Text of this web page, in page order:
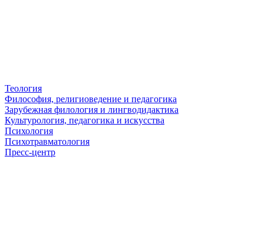
Теология
Философия, религиоведение и педагогика
Зарубежная филология и лингводидактика
Культурология, педагогика и искусства
Психология
Психотравматология
Пресс-центр